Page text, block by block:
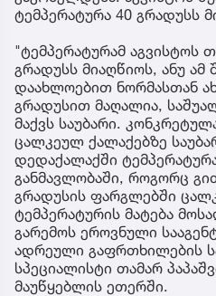
ტემპერატურა 40 გრადუსს
"ტემპერატურამ აგვისტოს
გრადუსს მიაღწიოს, ანუ ამ
დაახლოებით ნორმასთან
გრადუსით მაღალია,
მაქვს საუბარი.
ცალკეულ ქალაქებზე
დედაქალაქში
განმავლობაში, როგორც
გრადუსის ფარგლებში
ტემპერატურის მატება
გარემოს ეროვნული
ადრეული გაფრთხილების
სპეციალისტი თამარ
მაუწყებლის ეთერში.